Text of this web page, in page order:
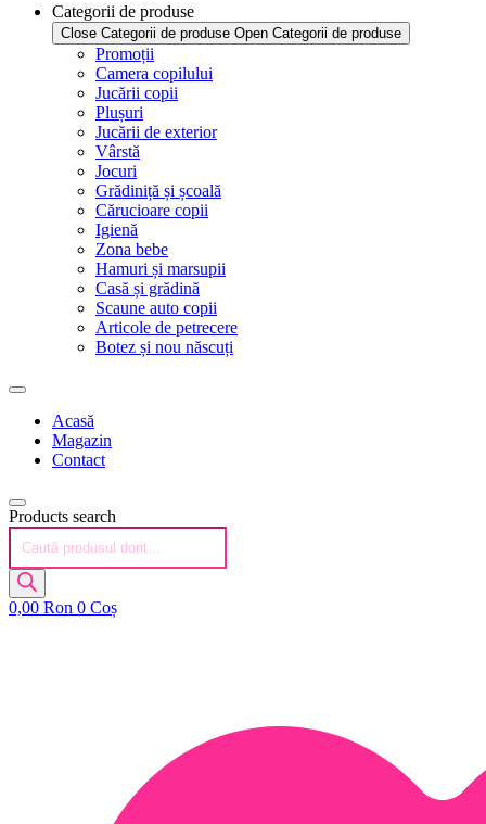
Categorii de produse
Close Categorii de produse Open Categorii de produse
Promoții
Camera copilului
Jucării copii
Plușuri
Jucării de exterior
Vârstă
Jocuri
Grădiniță și școală
Cărucioare copii
Igienă
Zona bebe
Hamuri și marsupii
Casă și grădină
Scaune auto copii
Articole de petrecere
Botez și nou născuți
Acasă
Magazin
Contact
Products search
0,00 Ron 0 Coș